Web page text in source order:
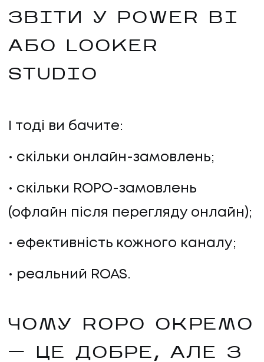
ЗВІТИ У POWER BI
АБО LOOKER
STUDIO
І тоді ви бачите:
скільки онлайн-замовлень;
скільки ROPO-замовлень
(офлайн після перегляду онлайн);
ефективність кожного каналу;
реальний ROAS.
ЧОМУ ROPO ОКРЕМО
— ЦЕ ДОБРЕ, АЛЕ З
©2026Promodo
Політика конфіденційності
НАПИСАТИ НАМ